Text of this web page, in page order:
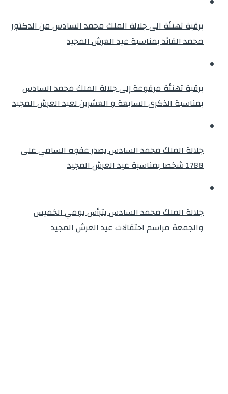
برقية تهنئة الى جلالة الملك محمد السادس من الدكتور
محمد الفائد بمناسبة عيد العرش المجيد
برقية تهنئة مرفوعة إلى جلالة الملك محمد السادس
بمناسبة الذكرى السابعة و العشرين لعيد العرش المجيد
جلالة الملك محمد السادس يصدر عفوه السامي على
1788 شخصا بمناسبة عيد العرش المجيد
جلالة الملك محمد السادس يترأس يومي الخميس
والجمعة مراسم احتفالات عيد العرش المجيد